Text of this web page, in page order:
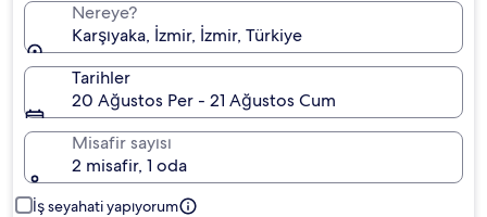
Nereye?
Karşıyaka, İzmir, İzmir, Türkiye
Tarihler
20 Ağustos Per - 21 Ağustos Cum
Misafir sayısı
2 misafir, 1 oda
İş seyahati yapıyorum